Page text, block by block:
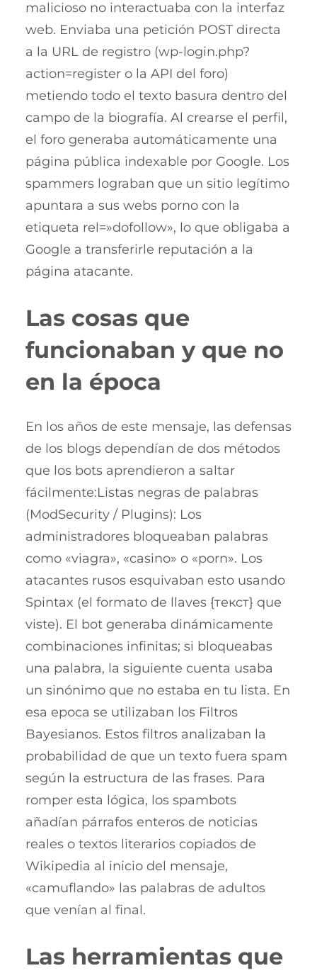
malicioso no interactuaba con la interfaz
web. Enviaba una petición POST directa
a la URL de registro (wp-login.php?
action=register o la API del foro)
metiendo todo el texto basura dentro del
campo de la biografía. Al crearse el perfil,
el foro generaba automáticamente una
página pública indexable por Google. Los
spammers lograban que un sitio legítimo
apuntara a sus webs porno con la
etiqueta rel=»dofollow», lo que obligaba a
Google a transferirle reputación a la
página atacante.
Las cosas que
funcionaban y que no
en la época
En los años de este mensaje, las defensas
de los blogs dependían de dos métodos
que los bots aprendieron a saltar
fácilmente:Listas negras de palabras
(ModSecurity / Plugins): Los
administradores bloqueaban palabras
como «viagra», «casino» o «porn». Los
atacantes rusos esquivaban esto usando
Spintax (el formato de llaves {текст} que
viste). El bot generaba dinámicamente
combinaciones infinitas; si bloqueabas
una palabra, la siguiente cuenta usaba
un sinónimo que no estaba en tu lista. En
esa epoca se utilizaban los Filtros
Bayesianos. Estos filtros analizaban la
probabilidad de que un texto fuera spam
según la estructura de las frases. Para
romper esta lógica, los spambots
añadían párrafos enteros de noticias
reales o textos literarios copiados de
Wikipedia al inicio del mensaje,
«camuflando» las palabras de adultos
que venían al final.
Las herramientas que